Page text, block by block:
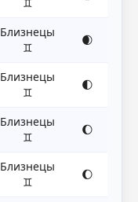
Близнецы
♊
🌒
Близнецы
♊
🌓
Близнецы
♊
🌔
Близнецы
♊
🌔